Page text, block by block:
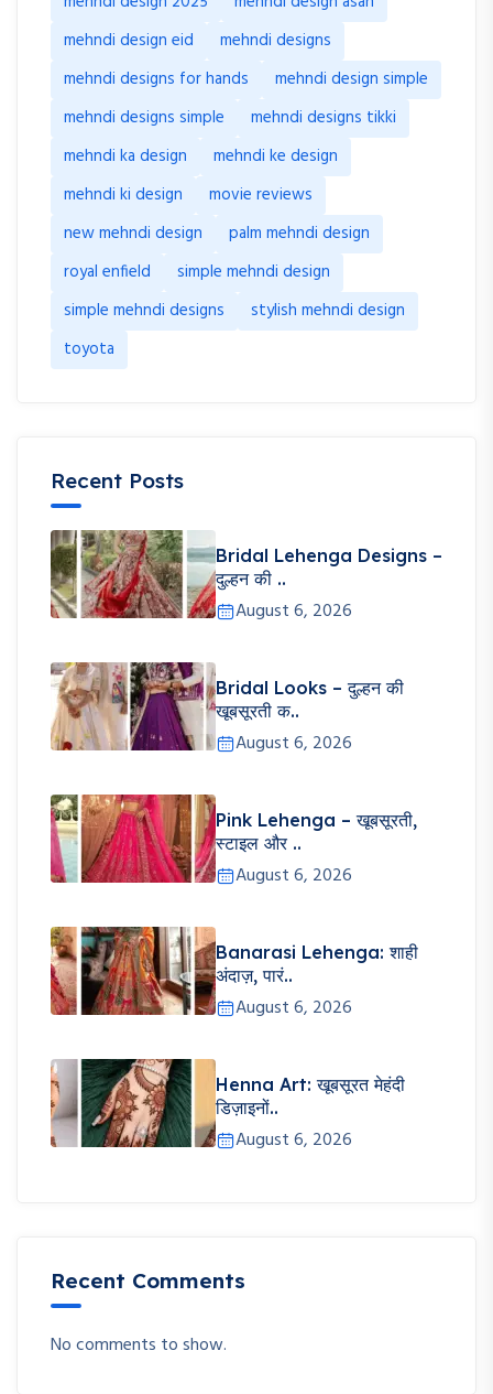
mehndi design eid
mehndi designs
mehndi designs for hands
mehndi design simple
mehndi designs simple
mehndi designs tikki
mehndi ka design
mehndi ke design
mehndi ki design
movie reviews
new mehndi design
palm mehndi design
royal enfield
simple mehndi design
simple mehndi designs
stylish mehndi design
toyota
Recent Posts
Bridal Lehenga Designs –
दुल्हन की ..
August 6, 2026
Bridal Looks – दुल्हन की
खूबसूरती क..
August 6, 2026
Pink Lehenga – खूबसूरती,
स्टाइल और ..
August 6, 2026
Banarasi Lehenga: शाही
अंदाज़, पारं..
August 6, 2026
Henna Art: खूबसूरत मेहंदी
डिज़ाइनों..
August 6, 2026
Recent Comments
No comments to show.